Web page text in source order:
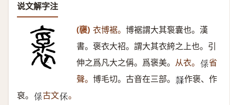
说文解字注
(襃) 衣博裾。 博裾謂大其袌囊也。漢
書。褒衣大袑。謂大其衣絝之上也。引
伸之爲凡大之偁。爲褒美。 从衣。 𠊻 省
聲。 博毛切。古音在三部。 𣜩 作褒、作
裒。 𠊻 古文𠈃 。